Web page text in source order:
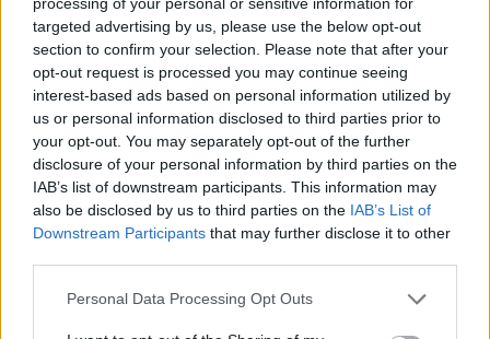
targeted advertising by us, please use the below opt-out
section to confirm your selection. Please note that after your
opt-out request is processed you may continue seeing
interest-based ads based on personal information utilized by
us or personal information disclosed to third parties prior to
your opt-out. You may separately opt-out of the further
disclosure of your personal information by third parties on the
IAB’s list of downstream participants. This information may
also be disclosed by us to third parties on the IAB’s List of
Downstream Participants that may further disclose it to other
Personal Data Processing Opt Outs
possibilità nuove e prestazioni migliori (ma non per la nuova
tecnologia in sé). Con questi accorgimenti (meno spese, più ricavi)
si potranno raggiungere i livelli di bilancio 2013-2018.
Anchei governi sono chiamati ad agevolare la transizione: sia
nella fase di installazione delle nuove infrastrutture (con regole
più semplici e incoraggiando la condivisione delle stesse celle) sia
promuovendo i cambiamenti tariffari. Ad esempio, allargando lo
spettro delle frequenze disponibili concedendole a prezzi più
bassi.
Infine, servirà una mano anche da parte dialtri soggetti:le
imprese che gestiscono le stazioni, per esempio, dovranno